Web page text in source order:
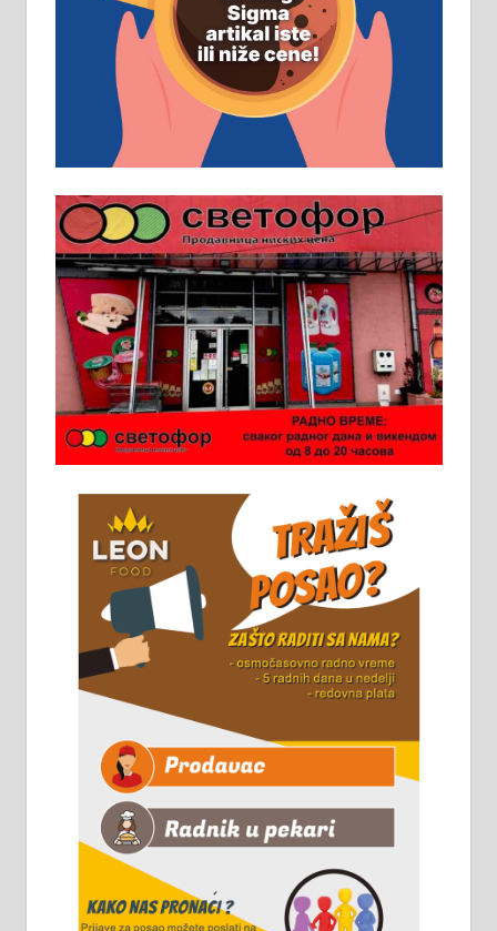
д.о.о. Рудник запошљава 20
помоћника рудара. Услови:
Основна школа, пожељно радно
искуство на истим и сличним
пословима, али не и неопходан
услов. Обезбеђен смештај,
превоз, исхрана. 032/57-41-122 –
локал 22
Пружам услуге завршних радова
у грађевини, хидроизолације и
молерских радова. 061/25-28-058
Ало таксију потребан возач са Б
категоријом. 064/02-85-511
Потребна два радника за рад на
стоваришту „Липа промет” у
Алексинцу. За више
информација доћи лично на
стовариште у улици Максима
Горког 26 сваког радног дана од
8 до 15 часова. 063/465-045
Чистим све врсте димњака.
061/32-13-445